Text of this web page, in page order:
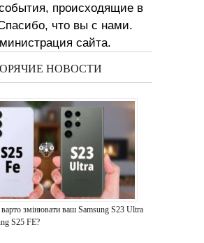
происходящие в
что вы с нами.
сайта.
НОВОСТИ
змінювати ваш Samsung S23 Ultra
S25 FE?